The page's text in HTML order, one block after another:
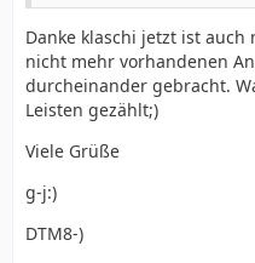
Danke klaschi jetzt ist
nicht mehr vorhandenen
durcheinander gebracht.
Leisten gezählt;)
Viele Grüße
g-j:)
DTM8-)